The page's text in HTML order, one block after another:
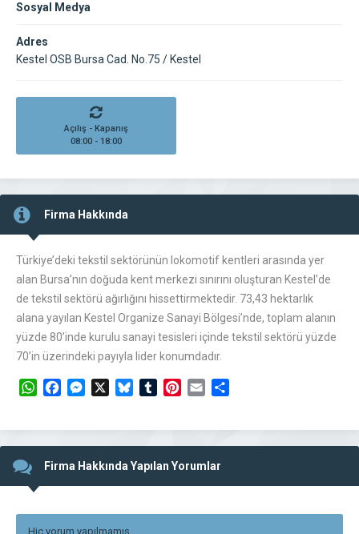
Sosyal Medya
Adres
Kestel OSB Bursa Cad. No.75 / Kestel
Açılış - Kapanış
08:00 - 18:00
Firma Hakkında
Türkiye’deki tekstil sektörünün lokomotif kentleri arasında yer
alan Bursa’nın doğuda kent merkezi sınırını oluşturan Kestel’de
de tekstil sektörü ağırlığını hissettirmektedir. 73,43 hektarlık
alana yayılan Kestel Organize Sanayi Bölgesi’nde, toplam alanın
yüzde 80’inde kurulu sanayi tesisleri içinde tekstil sektörü yüzde
70’in üzerindeki payıyla lider konumdadır.
WhatsAppFacebookMessengerBlueskyTumblrPinterest
Email
Firma Hakkında Yapılan Yorumlar
Hiç yorum yapılmamış.